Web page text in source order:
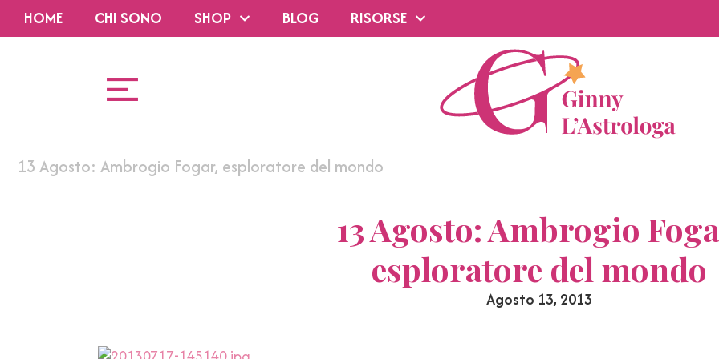
HOME CHI SONO SHOP BLOG RISORSE
13 Agosto: Ambrogio Fogar, esploratore del mondo
13 Agosto: Ambrogio
esploratore del mondo
Agosto 13, 2013